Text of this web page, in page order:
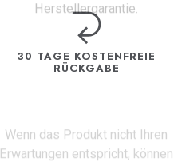
Herstellergarantie.
30 TAGE KOSTENFREIE
RÜCKGABE
Wenn das Produkt nicht Ihren
Erwartungen entspricht, können